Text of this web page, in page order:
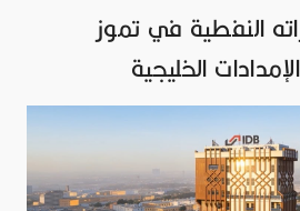
النفطية في تموز
الخليجية